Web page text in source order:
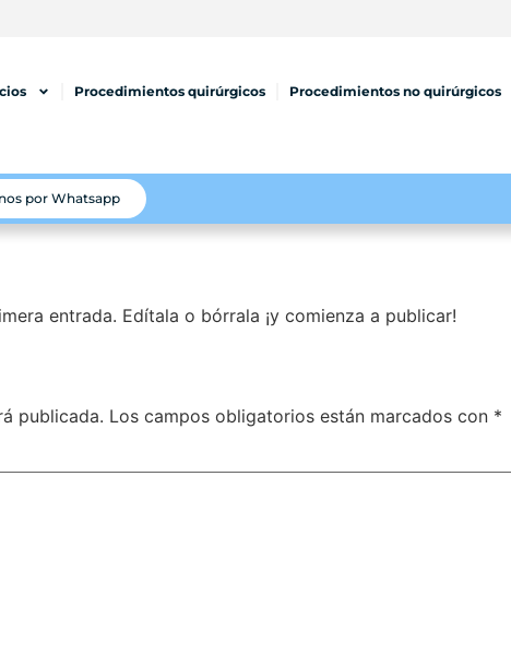
Procedimientos quirúrgicos Procedimientos no quirúrgicos
por Whatsapp
entrada. Edítala o bórrala ¡y comienza a publicar!
publicada. Los campos obligatorios están marcados con *